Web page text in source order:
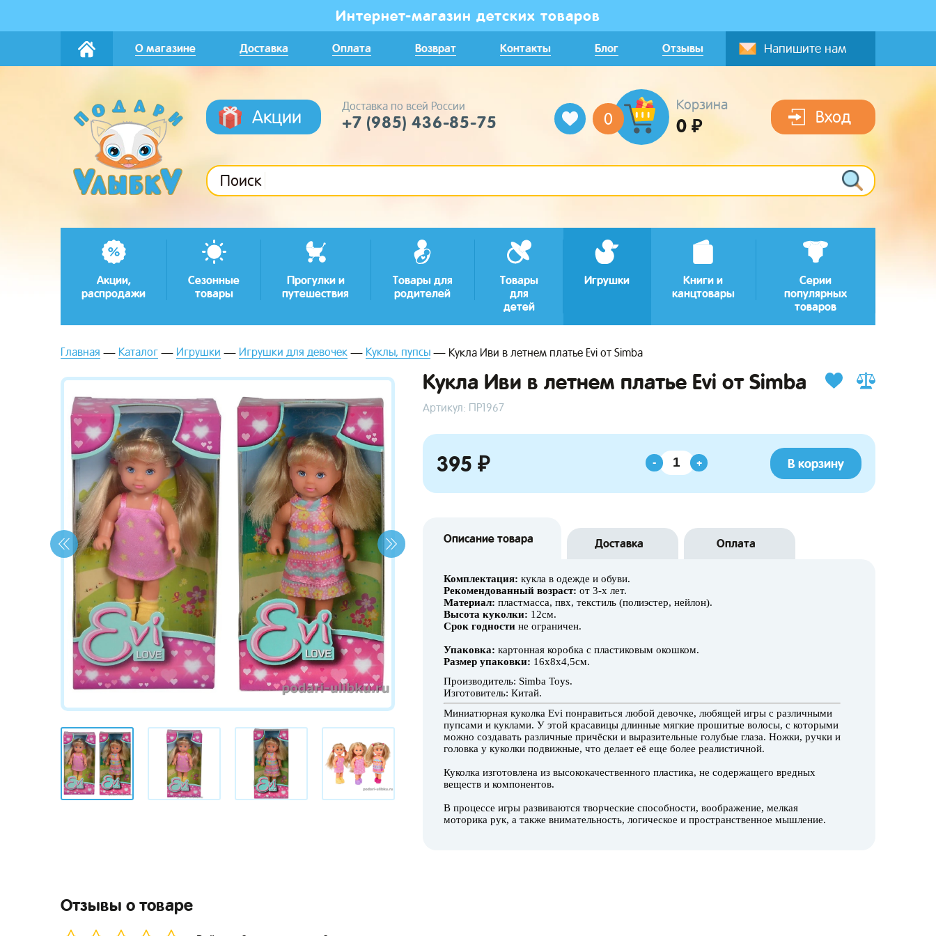
Интернет-магазин детских товаров
О магазине Доставка Оплата Возврат Контакты Блог Отзывы Напишите нам
Акции
Доставка по всей России
+7 (985) 436-85-75 0
Корзина
0 ₽ Вход
Поиск
Акции,
распродажи
Сезонные
товары
Прогулки и
путешествия
Товары для
родителей
Товары
для
детей
Игрушки
Книги и
канцтовары
Серии
популярных
товаров
Главная Каталог Игрушки Игрушки для девочек Куклы, пупсы Кукла Иви в летнем платье Evi от Simba
Кукла Иви в летнем платье Evi от Simba
Артикул: ПР1967
395 ₽ - + В корзину
Описание товара Доставка Оплата
Комплектация: кукла в одежде и обуви.
Рекомендованный возраст: от 3-х лет.
Материал: пластмасса, пвх, текстиль (полиэстер, нейлон).
Высота куколки: 12см.
Срок годности не ограничен.
Упаковка: картонная коробка с пластиковым окошком.
Размер упаковки: 16х8х4,5см.
Производитель: Simba Toys.
Изготовитель: Китай.
Миниатюрная куколка Evi понравиться любой девочке, любящей игры с различными
пупсами и куклами. У этой красавицы длинные мягкие прошитые волосы, с которыми
можно создавать различные причёски и выразительные голубые глаза. Ножки, ручки и
головка у куколки подвижные, что делает её еще более реалистичной.
Куколка изготовлена из высококачественного пластика, не содержащего вредных
веществ и компонентов.
В процессе игры развиваются творческие способности, воображение, мелкая
моторика рук, а также внимательность, логическое и пространственное мышление.
Отзывы о товаре